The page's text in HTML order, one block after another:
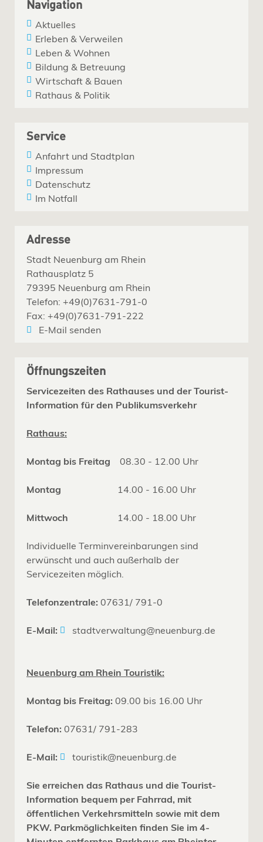
Navigation
Aktuelles
Erleben & Verweilen
Leben & Wohnen
Bildung & Betreuung
Wirtschaft & Bauen
Rathaus & Politik
Service
Anfahrt und Stadtplan
Impressum
Datenschutz
Im Notfall
Adresse
Stadt Neuenburg am Rhein
Rathausplatz 5
79395 Neuenburg am Rhein
Telefon: +49(0)7631-791-0
Fax: +49(0)7631-791-222
E-Mail senden
Öffnungszeiten
Servicezeiten des Rathauses und der Tourist-
Information für den Publikumsverkehr
Rathaus:
Montag bis Freitag 08.30 - 12.00 Uhr
Montag 14.00 - 16.00 Uhr
Mittwoch 14.00 - 18.00 Uhr
Individuelle Terminvereinbarungen sind
erwünscht und auch außerhalb der
Servicezeiten möglich.
Telefonzentrale: 07631/ 791-0
E-Mail: stadtverwaltung@neuenburg.de
Neuenburg am Rhein Touristik:
Montag bis Freitag: 09.00 bis 16.00 Uhr
Telefon: 07631/ 791-283
E-Mail: touristik@neuenburg.de
Sie erreichen das Rathaus und die Tourist-
Information bequem per Fahrrad, mit
öffentlichen Verkehrsmitteln sowie mit dem
PKW. Parkmöglichkeiten finden Sie im 4-